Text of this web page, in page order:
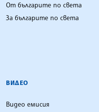
От българите по света
За българите по света
ВИДЕО
Видео емисия